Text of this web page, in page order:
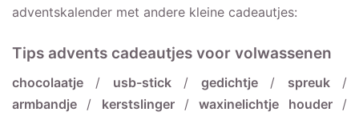
adventskalender met andere kleine cadeautjes:
Tips advents cadeautjes voor volwassenen
chocolaatje / usb-stick/ gedichtje/ spreuk/
armbandje / kerstslinger/waxinelichtje houder/